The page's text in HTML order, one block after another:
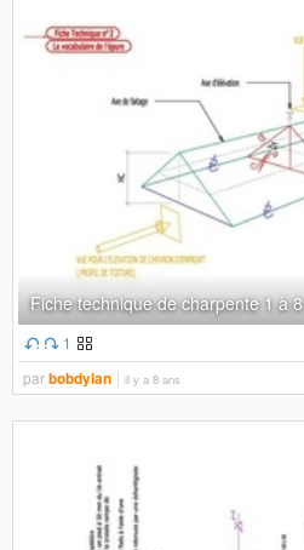
Fiche technique de charpente 1 à 8
1
parbobdylan il y a 8 ans